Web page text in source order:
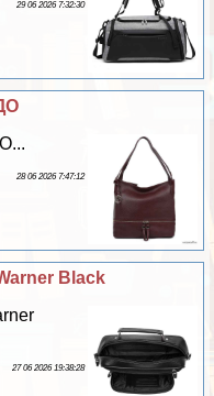
29 06 2026 7:32:30
28 06 2026 7:47:12
Black
27 06 2026 19:38:28